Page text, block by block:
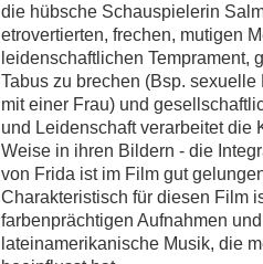
die hübsche Schauspielerin
etrovertierten, frechen, mutigen
leidenschaftlichen Temprament,
Tabus zu brechen (Bsp.
mit einer Frau) und
und Leidenschaft verarbeitet die
Weise in ihren Bildern - die
von Frida ist im Film gut
Charakteristisch für diesen Film
farbenprächtigen Aufnahmen
lateinamerikanische Musik, die